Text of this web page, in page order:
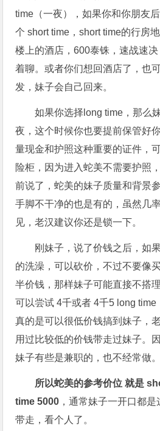
time（一夜），如果你和你朋友
个 short time，short time的行房
楼上的酒店，600泰铢，速战速
着聊。或者你们想回酒店了，也
发，妹子会自己回来。
如果你选择long time，那么
夜，这个时候你也要提前保管好
量现金和护照这种重要的证件，
险柜，因为进入蛇美不需要护照
前说了，蛇美的妹子质量和背景
手脚不干净的也是有的，虽然几
见，老汉建议你还是锁一下。
刚妹子，说了价钱之后，如
的洗澡，可以砍价，不过不要像
半价钱，那样妹子可能直接不搭
可以尝试 4千或者 4千5 long time
真的是可以很低价钱搞到妹子，
用过比较低的价钱带走过妹子。
妹子有些是兼职的，也不经常做。
所以蛇美的参考价位 就是
time 5000 ，通常妹子一开口都
带走，看个人了。